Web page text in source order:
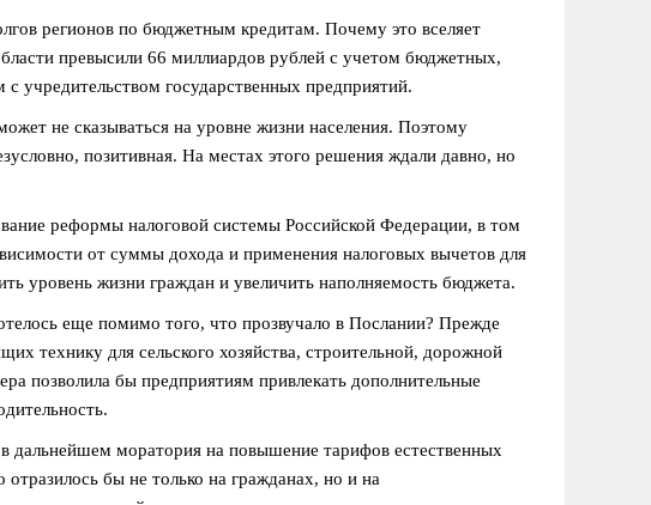
регионов по бюджетным кредитам. Почему это вселяет
превысили 66 миллиардов рублей с учетом бюджетных,
учредительством государственных предприятий.
не сказываться на уровне жизни населения. Поэтому
позитивная. На местах этого решения ждали давно, но
реформы налоговой системы Российской Федерации, в том
от суммы дохода и применения налоговых вычетов для
уровень жизни граждан и увеличить наполняемость бюджета.
еще помимо того, что прозвучало в Послании? Прежде
технику для сельского хозяйства, строительной, дорожной
позволила бы предприятиям привлекать дополнительные
дальнейшем моратория на повышение тарифов естественных
бы не только на гражданах, но и на